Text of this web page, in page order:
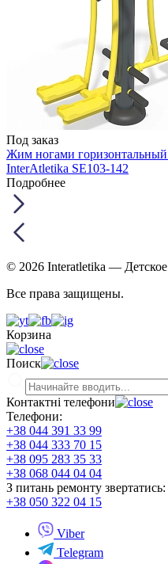
Под заказ
Жим ногами
InterAtletika SE103-142
Подробнее
© 2026 Interatletika — Детское
Все права защищены.
Корзина
Поиск
Контактні телефони
Телефони:
+38 044 391 33 99
+38 044 333 70 15
+38 095 283 35 33
+38 068 044 04 04
З питань ремонту звертатись:
+38 050 322 04 15
Viber
Telegram